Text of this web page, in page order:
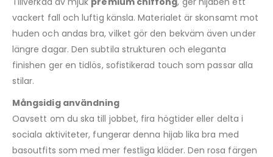
vackert fall och luftig känsla. Materialet är skonsamt mot
huden och andas bra, vilket gör den bekväm även under
längre dagar. Den subtila strukturen och eleganta
finishen ger en tidlös, sofistikerad touch som passar alla
stilar.
Mångsidig användning
Oavsett om du ska till jobbet, fira högtider eller delta i
sociala aktiviteter, fungerar denna hijab lika bra med
basoutfits som med mer festliga kläder. Den rosa färgen